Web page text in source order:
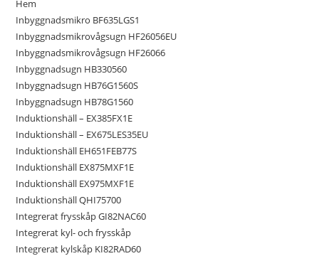
Hem
Inbyggnadsmikro BF635LGS1
Inbyggnadsmikrovågsugn HF26056EU
Inbyggnadsmikrovågsugn HF26066
Inbyggnadsugn HB330560
Inbyggnadsugn HB76G1560S
Inbyggnadsugn HB78G1560
Induktionshäll – EX385FX1E
Induktionshäll – EX675LES35EU
Induktionshäll EH651FEB77S
Induktionshäll EX875MXF1E
Induktionshäll EX975MXF1E
Induktionshäll QHI75700
Integrerat frysskåp GI82NAC60
Integrerat kyl- och frysskåp
Integrerat kylskåp KI82RAD60